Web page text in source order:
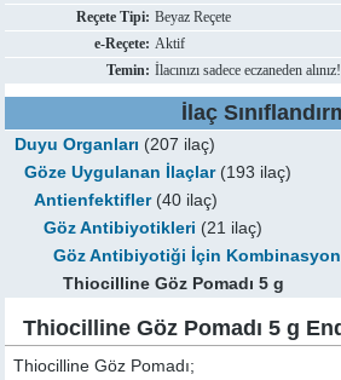
Reçete Tipi: Beyaz Reçete
e-Reçete: Aktif
Temin: İlacınızı sadece eczaneden alınız!
İlaç
Duyu Organları (207 ilaç)
Göze Uygulanan İlaçlar(193 ilaç)
Antienfektifler(40 ilaç)
Göz Antibiyotikleri (21 ilaç)
Göz Antibiyotiği İçin
Thiocilline Göz Pomadı 5 g
Thiocilline Göz Pomadı 5 g
Thiocilline Göz Pomadı;